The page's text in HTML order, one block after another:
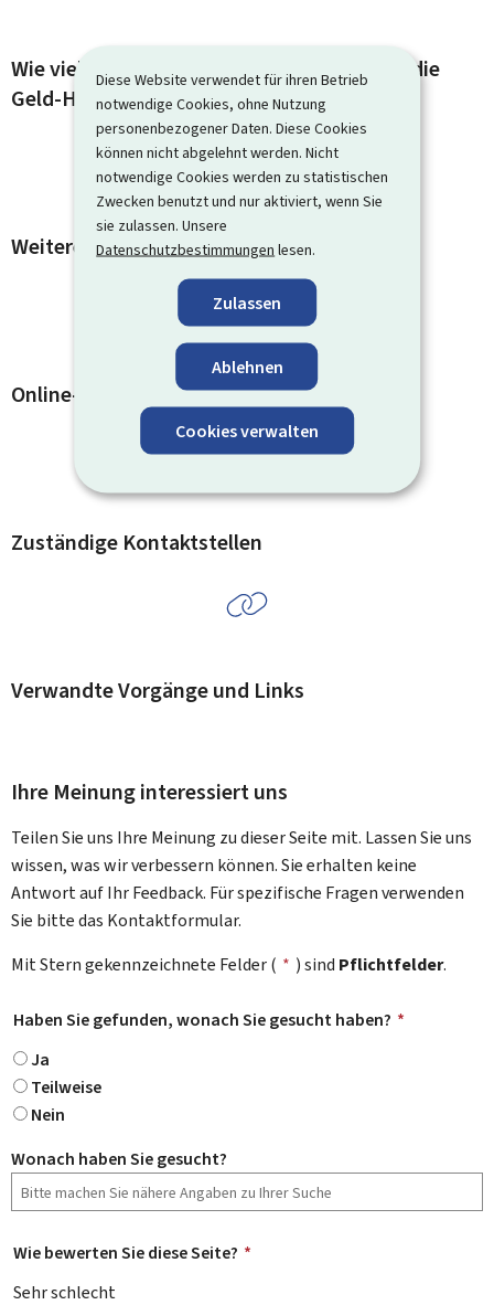
Diese Website verwendet für ihren Betrieb
notwendige Cookies, ohne Nutzung
personenbezogener Daten. Diese Cookies
können nicht abgelehnt werden. Nicht
notwendige Cookies werden zu statistischen
Zwecken benutzt und nur aktiviert, wenn Sie
sie zulassen. Unsere
Datenschutzbestimmungen lesen.
Zulassen
Ablehnen
Cookies verwalten
Wie viel Einkommen dürfen Sie haben, um die
Geld-Hilfen zu bekommen?
Weitere Informationen
Online-Dienste und Formulare
Zuständige Kontaktstellen
Verwandte Vorgänge und Links
Ihre Meinung interessiert uns
Teilen Sie uns Ihre Meinung zu dieser Seite mit. Lassen Sie uns
wissen, was wir verbessern können. Sie erhalten keine
Antwort auf Ihr Feedback. Für spezifische Fragen verwenden
Sie bitte das Kontaktformular.
Mit Stern gekennzeichnete Felder ( * ) sind Pflichtfelder.
Haben Sie gefunden, wonach Sie gesucht haben? *
Ja
Teilweise
Nein
Wonach haben Sie gesucht?
Wie bewerten Sie diese Seite? *
Sehr schlecht